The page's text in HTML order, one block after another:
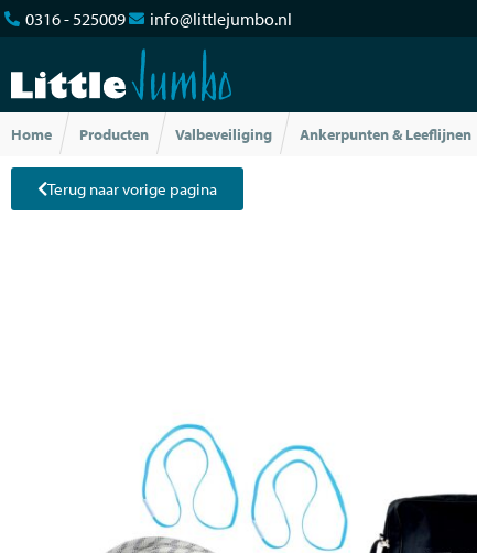
0316 - 525009 info@littlejumbo.nl
Home Producten Valbeveiliging Ankerpunten & Leeflijnen
Terug naar vorige pagina